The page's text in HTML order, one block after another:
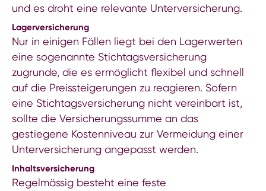
und es droht eine relevante Unterversicherung.
Lagerversicherung
Nur in einigen Fällen liegt bei den Lagerwerten
eine sogenannte Stichtagsversicherung
zugrunde, die es ermöglicht flexibel und schnell
auf die Preissteigerungen zu reagieren. Sofern
eine Stichtagsversicherung nicht vereinbart ist,
sollte die Versicherungssumme an das
gestiegene Kostenniveau zur Vermeidung einer
Unterversicherung angepasst werden.
Inhaltsversicherung
Regelmässig besteht eine feste